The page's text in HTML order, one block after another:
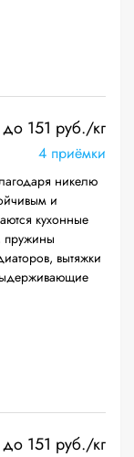
151 руб./кг
4 приёмки
никелю
и
кухонные
пружины
вытяжки
151 руб./кг